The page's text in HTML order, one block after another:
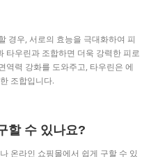
경우, 서로의 효능을 극대화하여 피
타우린과 조합하면 더욱 강력한 피로
역력 강화를 도와주고, 타우린은 에
조합입니다.
할 수 있나요?
온라인 쇼핑몰에서 쉽게 구할 수 있